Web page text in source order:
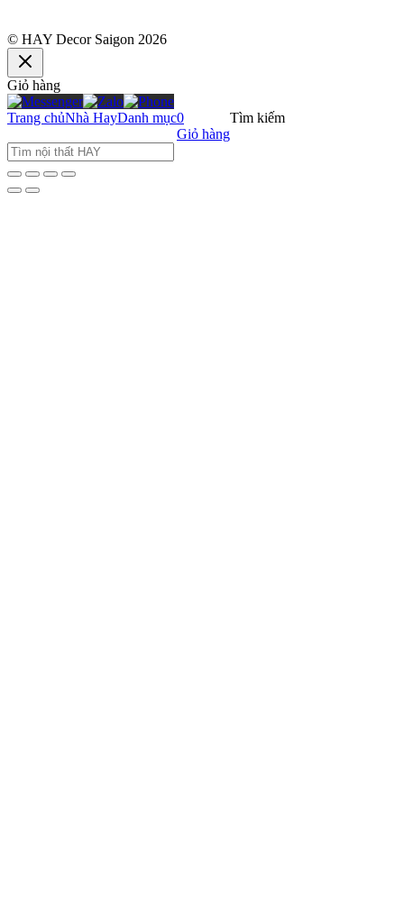
© HAY Decor Saigon 2026
Giỏ hàng
Trang chủNhà HayDanh mục0
Giỏ hàng
Tìm kiếm